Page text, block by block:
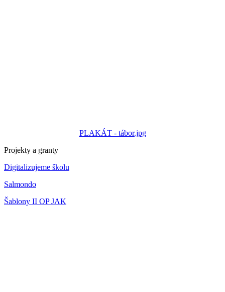
PLAKÁT - tábor.jpg
Projekty a granty
Digitalizujeme školu
Salmondo
Šablony II OP JAK